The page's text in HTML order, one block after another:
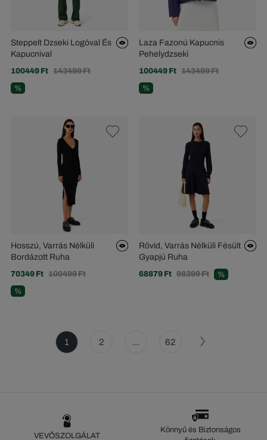
Steppelt Dzseki Logóval És
Kapucnival
100449 Ft 143499 Ft
%
Laza Fazonú Kapucnis
Pehelydzseki
100449 Ft 143499 Ft
%
Hosszú, Varrás Nélküli
Bordázott Ruha
70349 Ft 100499 Ft
%
Rövid, Varrás Nélküli Fésült
Gyapjú Ruha
68879 Ft 98399 Ft %
1 2 ... 62
VEVŐSZOLGÁLAT
Könnyű és Biztonságos